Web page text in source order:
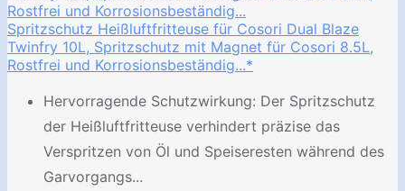
Spritzschutz Heißluftfritteuse für Cosori Dual Blaze
Twinfry 10L, Spritzschutz mit Magnet für Cosori 8.5L,
Rostfrei und Korrosionsbeständig...*
Hervorragende Schutzwirkung: Der Spritzschutz
der Heißluftfritteuse verhindert präzise das
Verspritzen von Öl und Speiseresten während des
Garvorgangs...